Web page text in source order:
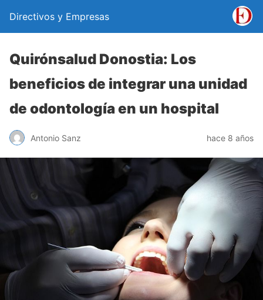
Directivos y Empresas
Quirónsalud Donostia: Los
beneficios de integrar una unidad
de odontología en un hospital
Antonio Sanz hace 8 años